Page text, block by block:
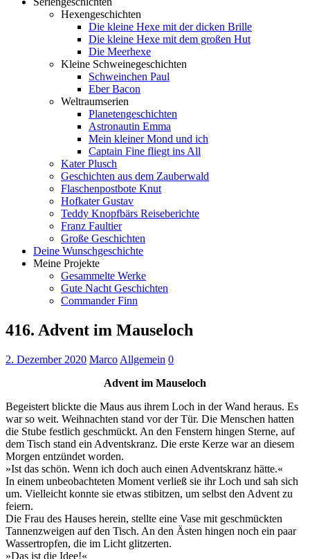
Hexengeschichten
Die kleine Hexe mit der dicken Brille
Die kleine Hexe mit dem großen Hut
Die Meerhexe
Kleine Schweinegeschichten
Schweinchen Paul
Eber Bacon
Weltraumserien
Planetengeschichten
Astronautin Emma
Mein kleiner Mond und ich
Captain Fine fliegt ins All
Kater Plusch
Geschichten aus dem Zauberwald
Flaschenpostbote Knut
Hofkater Gustav
Teddy Knopfbärs Reiseberichte
Franz Faultier
Große Geschichten
Deine Wunschgeschichte
Meine Projekte
Gesammelte Werke
Gute Nacht Geschichten
Commander Finn
416. Advent im Mauseloch
2. Dezember 2020 Marco Allgemein 0
Advent im Mauseloch
Begeistert blickte die Maus aus ihrem Loch in der Wand heraus. Es
war so weit. Weihnachten stand vor der Tür. Die Menschen hatten
die Stube festlich geschmückt. An den Fenstern hingen Sterne, auf
dem Tisch stand ein Adventskranz. Die erste Kerze war an diesem
Morgen entzündet worden.
»Ist das schön. Wenn ich doch auch einen Adventskranz hätte.«
In einem unbeobachteten Moment verließ sie ihr Loch und sah sich
um. Vielleicht konnte sie etwas stibitzen, um selbst den Advent zu
feiern.
Die Frau des Hauses herein, stellte eine Vase mit geschmückten
Tannenzweigen auf den Tisch. An den Ästen hingen noch ein paar
Wassertropfen, die im Licht glitzerten.
»Das ist die Idee!«